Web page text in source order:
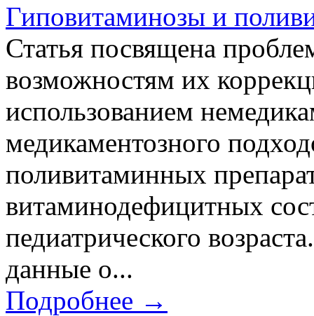
Гиповитаминозы и
Статья посвящена
возможностям их
использованием
медикаментозного
поливитаминных
витаминодефицитных
педиатрического
данные о...
Подробнее →